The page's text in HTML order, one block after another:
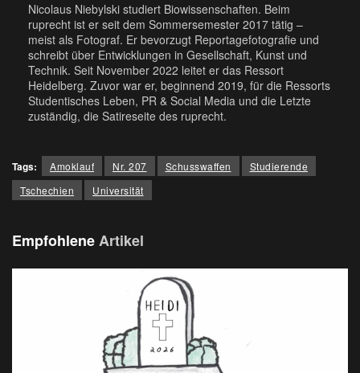
Nicolaus Niebylski studiert Biowissenschaften. Beim
ruprecht ist er seit dem Sommersemester 2017 tätig –
meist als Fotograf. Er bevorzugt Reportagefotografie und
schreibt über Entwicklungen in Gesellschaft, Kunst und
Technik. Seit November 2022 leitet er das Ressort
Heidelberg. Zuvor war er, beginnend 2019, für die Ressorts
Studentisches Leben, PR & Social Media und die Letzte
zuständig, die Satireseite des ruprecht.
Tags: Amoklauf Nr. 207 Schusswaffen
Studierende
Tschechien
Universität
EmpfohleneArtikel